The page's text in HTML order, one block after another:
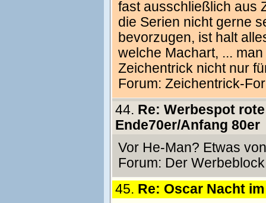
fast ausschließlich aus
die Serien nicht gerne
bevorzugen, ist halt
welche Machart, ...
Zeichentrick nicht nur
Forum: Zeichentrick-
44. Re: Werbespot
Ende70er/Anfang 80er
Vor He-Man? Etwas
Forum: Der Werbeblock
45. Re: Oscar Nacht